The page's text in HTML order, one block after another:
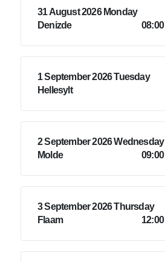
31 August 2026 Monday
Denizde
08:00
1 September 2026 Tuesday
Hellesylt
2 September 2026 Wednesday
Molde
09:00
3 September 2026 Thursday
Flaam
12:00